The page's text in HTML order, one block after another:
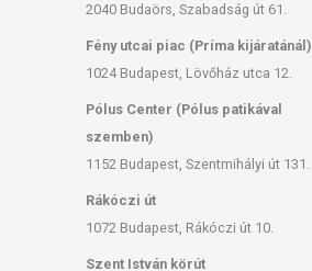
2040 Budaörs, Szabadság út 61.
Fény utcai piac (Príma kijáratánál)
1024 Budapest, Lövőház utca 12.
Pólus Center (Pólus patikával
szemben)
1152 Budapest, Szentmihályi út 131.
Rákóczi út
1072 Budapest, Rákóczi út 10.
Szent István körút